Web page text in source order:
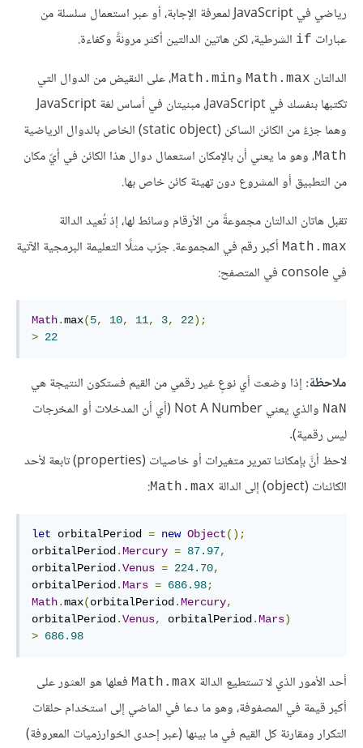
رياضي في JavaScript لمعرفة الإجابة، أو عبر استعمال سلسلة من
عبارات if الشرطية، لكن هاتين الدالتين أكثر مرونةً وكفاءة.
الدالتان Math.max وMath.min، على النقيض من الدوال التي
تكتبها بنفسك في JavaScript، مبنيتان في أساس لغة JavaScript
وهما جزءٌ من الكائن الساكن (static object) الخاص بالدوال الرياضية
Math، وهو ما يعني أن بالإمكان استعمال دوال هذا الكائن في أيّ مكان
من التطبيق أو المشروع دون تهيئة كائن خاص بها.
تقبل هاتان الدالتان مجموعةً من الأرقام وسائط لها، إذ تُعيد الدالة
Math.max أكبر رقم في المجموعة. جرّب مثلًا التعليمة البرمجية الآتية
في console في المتصفح:
Math.max(5, 10, 11, 3, 22);
> 22
ملاحظة: إذا وضعت أي نوعٍ غير رقمي من القيم فستكون النتيجة هي
NaN
والذي يعني Not A Number (أي أن المدخلات أو المخرجات
ليس رقمية).
لاحظ أنَّ بإمكاننا تمرير متغيرات أو خاصيات (properties) تابعة لأحد
الكائنات (object) إلى الدالة
Math.max
:
let orbitalPeriod = new Object() ;
orbitalPeriod .Mercury = 87.97,
orbitalPeriod .Venus = 224.70,
orbitalPeriod .Mars = 686.98;
Math.max(orbitalPeriod .Mercury,
orbitalPeriod .Venus, orbitalPeriod .Mars)
> 686.98
أحد الأمور الذي لا تستطيع الدالة Math.max فعلها هو العثور على
أكبر قيمة في المصفوفة، وهو ما دعا في الماضي إلى استخدام حلقات
التكرار ومقارنة كل القيم في ما بينها (عبر إحدى الخوارزميات المعروفة)